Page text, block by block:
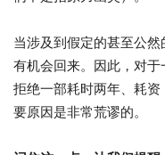
当涉及到假定的甚至公然
有机会回来。因此，对
拒绝一部耗时两年、耗
要原因是非常荒谬的。